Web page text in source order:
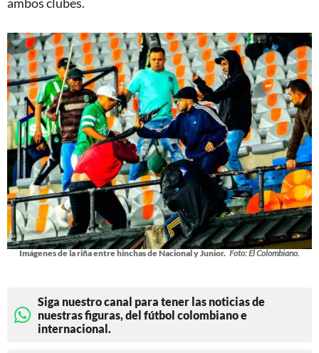
Imágenes de la riña entre hinchas de Nacional y Junior. Foto: El Colombiano.
Siga nuestro canal para tener las noticias de
nuestras figuras, del fútbol colombiano e
internacional.